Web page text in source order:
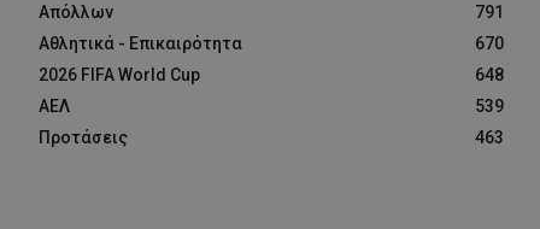
Απόλλων
791
Αθλητικά - Επικαιρότητα
670
2026 FIFA World Cup
648
ΑΕΛ
539
Προτάσεις
463